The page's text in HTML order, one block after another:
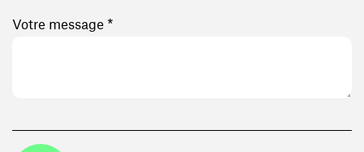
Votre message *